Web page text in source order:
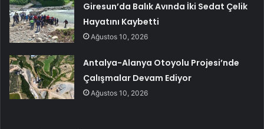
Giresun’da Balık Avında İki Sedat Çelik
Hayatını Kaybetti
Ağustos 10, 2026
Antalya-Alanya Otoyolu Projesi’nde
Çalışmalar Devam Ediyor
Ağustos 10, 2026